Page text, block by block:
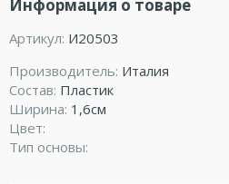
Информация о товаре
Артикул: И20503
Производитель: Италия
Состав: Пластик
Ширина: 1,6см
Цвет:
Тип основы: